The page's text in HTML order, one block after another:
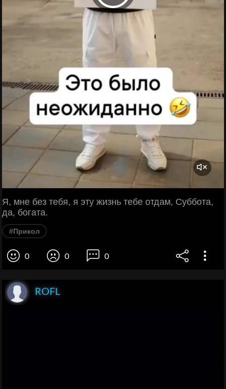
Я, мне без тебя, я эту жизнь тебе отдам, Суббота,
да, богата.
#Прикол
0 0 0
ROFL